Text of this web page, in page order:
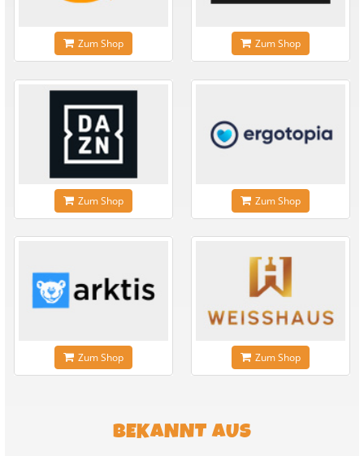
Zum Shop Zum Shop
Zum Shop Zum Shop
Zum Shop Zum Shop
BEKANNT AUS